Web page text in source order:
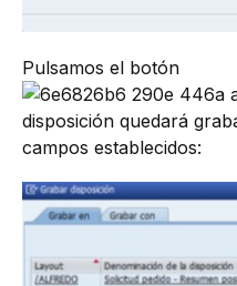
Pulsamos el botón
disposición quedará
campos establecidos: